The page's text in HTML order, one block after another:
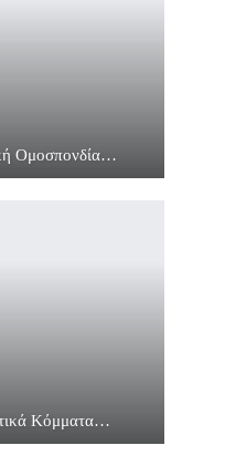
Ομοσπονδία…
Κόμματα…